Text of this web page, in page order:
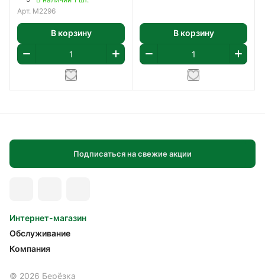
Арт. М2296
В корзину В корзину
Подписаться на свежие акции
Интернет-магазин
Обслуживание
Компания
© 2026 Берёзка